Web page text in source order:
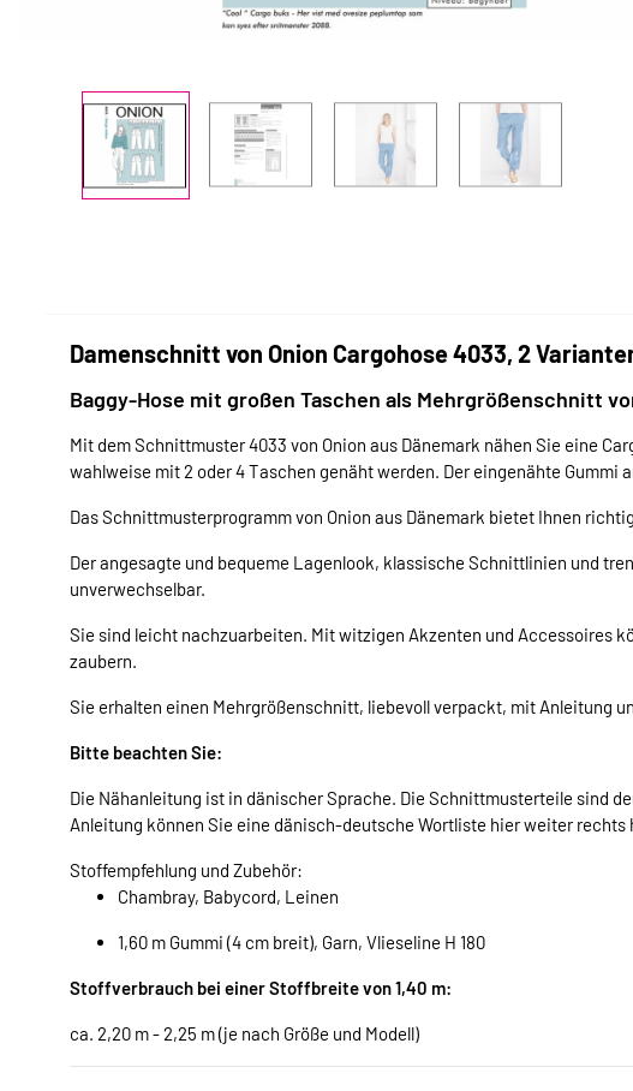
Damenschnitt von Onion Cargohose 4033, 2
Baggy-Hose mit großen Taschen als Mehrgrößenschnitt
Mit dem Schnittmuster 4033 von Onion aus Dänemark nähen Sie eine
wahlweise mit 2 oder 4 Taschen genäht werden. Der eingenähte Gummi
Das Schnittmusterprogramm von Onion aus Dänemark bietet Ihnen
Der angesagte und bequeme Lagenlook, klassische Schnittlinien und
unverwechselbar.
Sie sind leicht nachzuarbeiten. Mit witzigen Akzenten und Accessoires
zaubern.
Sie erhalten einen Mehrgrößenschnitt, liebevoll verpackt, mit Anleitung
Bitte beachten Sie:
Die Nähanleitung ist in dänischer Sprache. Die Schnittmusterteile sind
Anleitung können Sie eine dänisch-deutsche Wortliste hier weiter rechts
Stoffempfehlung und Zubehör:
Chambray, Babycord, Leinen
1,60 m Gummi (4 cm breit), Garn, Vlieseline H 180
Stoffverbrauch bei einer Stoffbreite von 1,40 m:
ca. 2,20 m - 2,25 m (je nach Größe und Modell)